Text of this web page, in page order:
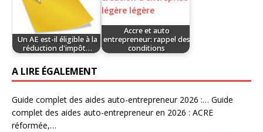
Un AE est-il éligible à la
réduction d'impôt…
Accre et auto
entrepreneur: rappel des
conditions
A LIRE ÉGALEMENT
Guide complet des aides auto-entrepreneur 2026 :… Guide
complet des aides auto-entrepreneur en 2026 : ACRE
réformée,…